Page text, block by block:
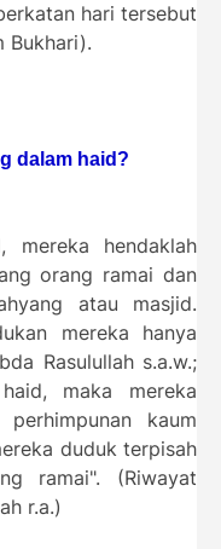
hari tersebut
Bukhari).
dalam haid?
mereka hendaklah
orang ramai dan
atau masjid.
mereka hanya
Rasulullah s.a.w.;
maka mereka
kaum
duduk terpisah
ramai". (Riwayat
r.a.)